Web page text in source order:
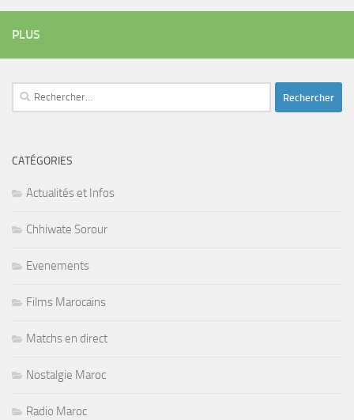
PLUS
Rechercher :
CATÉGORIES
Actualités et Infos
Chhiwate Sorour
Evenements
Films Marocains
Matchs en direct
Nostalgie Maroc
Radio Maroc